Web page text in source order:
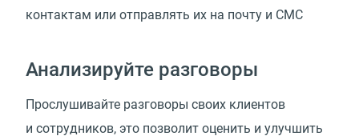
контактам или отправлять их на почту и СМС
Анализируйте разговоры
Прослушивайте разговоры своих клиентов
и сотрудников, это позволит оценить и улучшить